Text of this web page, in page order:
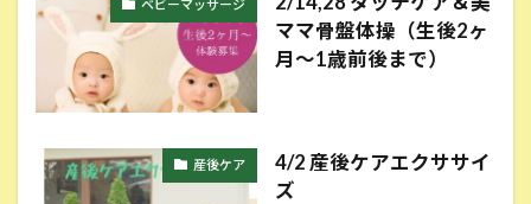
ベビーマッサージ
ママ骨盤体操（生後2ヶ
月〜1歳前後まで）
産後ケア
4/2 産後ケアエクササイ
ズ